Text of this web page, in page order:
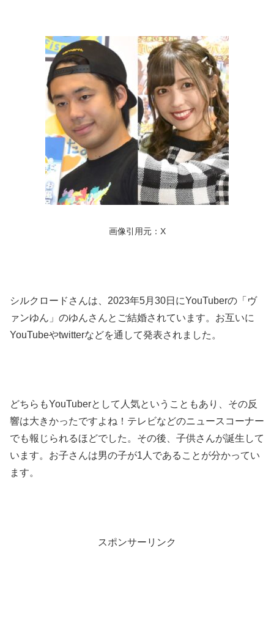
画像引用元：X
シルクロードさんは、2023年5月30日にYouTuberの「ヴ
ァンゆん」のゆんさんとご結婚されています。お互いに
YouTubeやtwitterなどを通して発表されました。
どちらもYouTuberとして人気ということもあり、その反
響は大きかったですよね！テレビなどのニュースコーナー
でも報じられるほどでした。その後、子供さんが誕生して
います。お子さんは男の子が1人であることが分かってい
ます。
スポンサーリンク